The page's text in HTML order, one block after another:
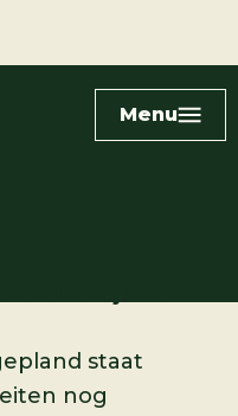
Menu
staat
nog